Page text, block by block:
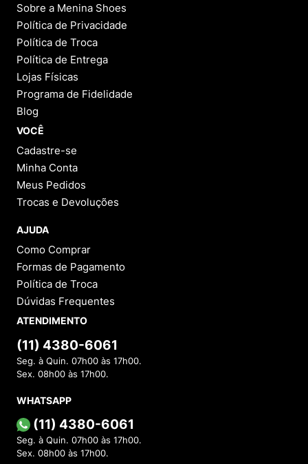
Sobre a Menina Shoes
Política de Privacidade
Política de Troca
Política de Entrega
Lojas Físicas
Programa de Fidelidade
Blog
VOCÊ
Cadastre-se
Minha Conta
Meus Pedidos
Trocas e Devoluções
AJUDA
Como Comprar
Formas de Pagamento
Política de Troca
Dúvidas Frequentes
ATENDIMENTO
(11) 4380-6061
Seg. à Quin. 07h00 às 17h00.
Sex. 08h00 às 17h00.
WHATSAPP
(11) 4380-6061
Seg. à Quin. 07h00 às 17h00.
Sex. 08h00 às 17h00.